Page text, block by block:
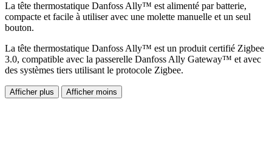
La tête thermostatique Danfoss Ally™ est alimenté par batterie,
compacte et facile à utiliser avec une molette manuelle et un seul
bouton.
La tête thermostatique Danfoss Ally™ est un produit certifié Zigbee
3.0, compatible avec la passerelle Danfoss Ally Gateway™ et avec
des systèmes tiers utilisant le protocole Zigbee.
Afficher plus Afficher moins